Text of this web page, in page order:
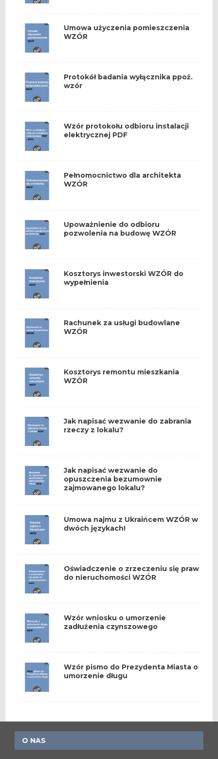
Umowa użyczenia pomieszczenia
WZÓR
Protokół badania wyłącznika ppoż.
wzór
Wzór protokołu odbioru instalacji
elektrycznej PDF
Pełnomocnictwo dla architekta
WZÓR
Upoważnienie do odbioru
pozwolenia na budowę WZÓR
Kosztorys inwestorski WZÓR do
wypełnienia
Rachunek za usługi budowlane
WZÓR
Kosztorys remontu mieszkania
WZÓR
Jak napisać wezwanie do zabrania
rzeczy z lokalu?
Jak napisać wezwanie do
opuszczenia bezumownie
zajmowanego lokalu?
Umowa najmu z Ukraińcem WZÓR w
dwóch językach!
Oświadczenie o zrzeczeniu się praw
do nieruchomości WZÓR
Wzór wniosku o umorzenie
zadłużenia czynszowego
Wzór pismo do Prezydenta Miasta o
umorzenie długu
O NAS